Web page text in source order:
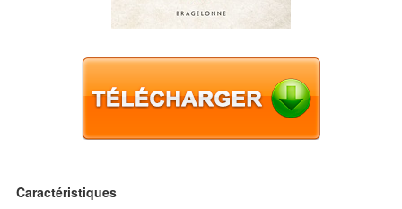
Caractéristiques